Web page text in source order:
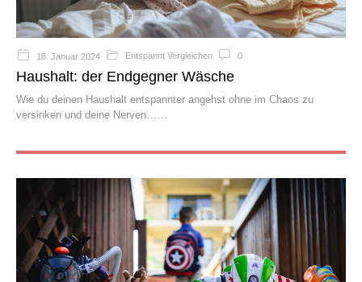
18. Januar 2024 Entspannt Vergleichen 0
Haushalt: der Endgegner Wäsche
Wie du deinen Haushalt entspannter angehst ohne im Chaos zu
versinken und deine Nerven…